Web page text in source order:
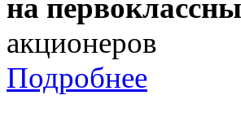
на
акционеров
Подробнее